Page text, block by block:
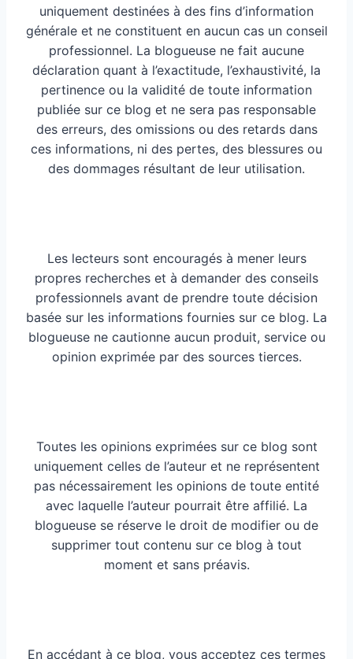
uniquement destinées à des fins d’information
générale et ne constituent en aucun cas un conseil
professionnel. La blogueuse ne fait aucune
déclaration quant à l’exactitude, l’exhaustivité, la
pertinence ou la validité de toute information
publiée sur ce blog et ne sera pas responsable
des erreurs, des omissions ou des retards dans
ces informations, ni des pertes, des blessures ou
des dommages résultant de leur utilisation.
Les lecteurs sont encouragés à mener leurs
propres recherches et à demander des conseils
professionnels avant de prendre toute décision
basée sur les informations fournies sur ce blog. La
blogueuse ne cautionne aucun produit, service ou
opinion exprimée par des sources tierces.
Toutes les opinions exprimées sur ce blog sont
uniquement celles de l’auteur et ne représentent
pas nécessairement les opinions de toute entité
avec laquelle l’auteur pourrait être affilié. La
blogueuse se réserve le droit de modifier ou de
supprimer tout contenu sur ce blog à tout
moment et sans préavis.
En accédant à ce blog, vous acceptez ces termes